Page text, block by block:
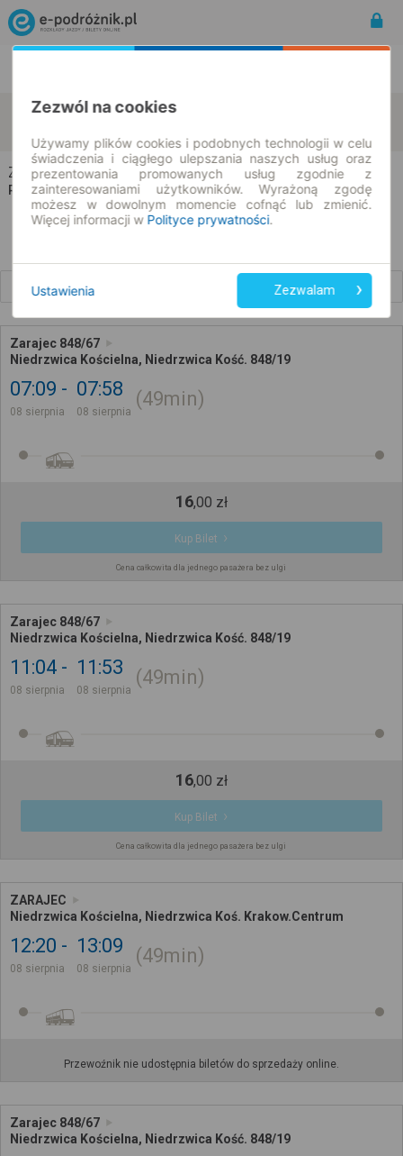
Zarajec Niedrzwica Kościelna
Zarajec → Niedrzwica Kościelna
Rozkład jazdy i bilety
Zarajec 848/67
Niedrzwica Kościelna, Niedrzwica Kość. 848/19
07:09
08 sierpnia
07:58
08 sierpnia
49min
16,00 zł
Kup Bilet
Cena całkowita dla jednego pasażera bez ulgi
Zarajec 848/67
Niedrzwica Kościelna, Niedrzwica Kość. 848/19
11:04
08 sierpnia
11:53
08 sierpnia
49min
16,00 zł
Kup Bilet
Cena całkowita dla jednego pasażera bez ulgi
ZARAJEC
Niedrzwica Kościelna, Niedrzwica Koś. Krakow.Centrum
12:20
08 sierpnia
13:09
08 sierpnia
49min
Przewoźnik nie udostępnia biletów do sprzedaży online.
Zarajec 848/67
Niedrzwica Kościelna, Niedrzwica Kość. 848/19
Zezwól na cookies
Używamy plików cookies i podobnych technologii w celu
świadczenia i ciągłego ulepszania naszych usług oraz
prezentowania promowanych usług zgodnie z
zainteresowaniami użytkowników. Wyrażoną zgodę
możesz w dowolnym momencie cofnąć lub zmienić.
Więcej informacji w Polityce prywatności.
Ustawienia Zezwalam